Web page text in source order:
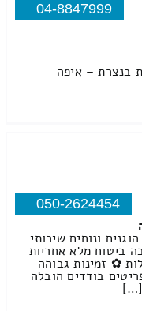
04-8847999
בנצרת – איפה
050-2624454
ונוחים שירותי
ביטוח מלא אחריות
✿ זמינות גבוהה
בודדים הובלה
[…]